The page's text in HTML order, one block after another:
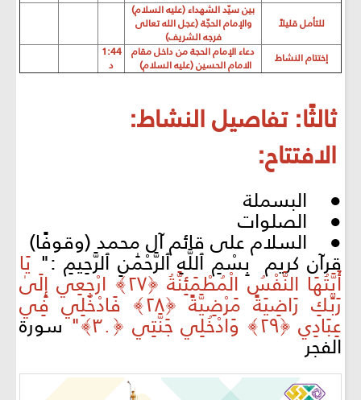
للتأمل قليلاً
بين سيّد الشهداء (عليه السلام)
والإمام الحجّة (عجل الله تعالى
فرجه الشريف)
إختتام النشاط
دعاء الإمام الحجة من داخل مقام
الامام الحسين (عليه السلام)
1:44
د
ثالثًا: تفاصيل النشاط:
الافتتاح:
● البسملة
● الصلوات
● السلام على قائم آل محمد (وقوفًا)
قرآن كريم بِسْمِ ٱللَّهِ ٱلرَّحْمَٰنِ ٱلرَّحِيمِ :" يَا
أَيَّتُهَا النَّفْسُ الْمُطْمَئِنَّةُ ﴿۲٧﴾ ارْجِعِي إِلَىٰ
رَبِّكِ رَاضِيَةً مَرْضِيَّةً ﴿۲۸﴾ فَادْخُلِي فِي
عِبَادِي ﴿۲۹﴾ وَادْخُلِي جَنَّتِي ﴿۳۰﴾" سورة
الفجر